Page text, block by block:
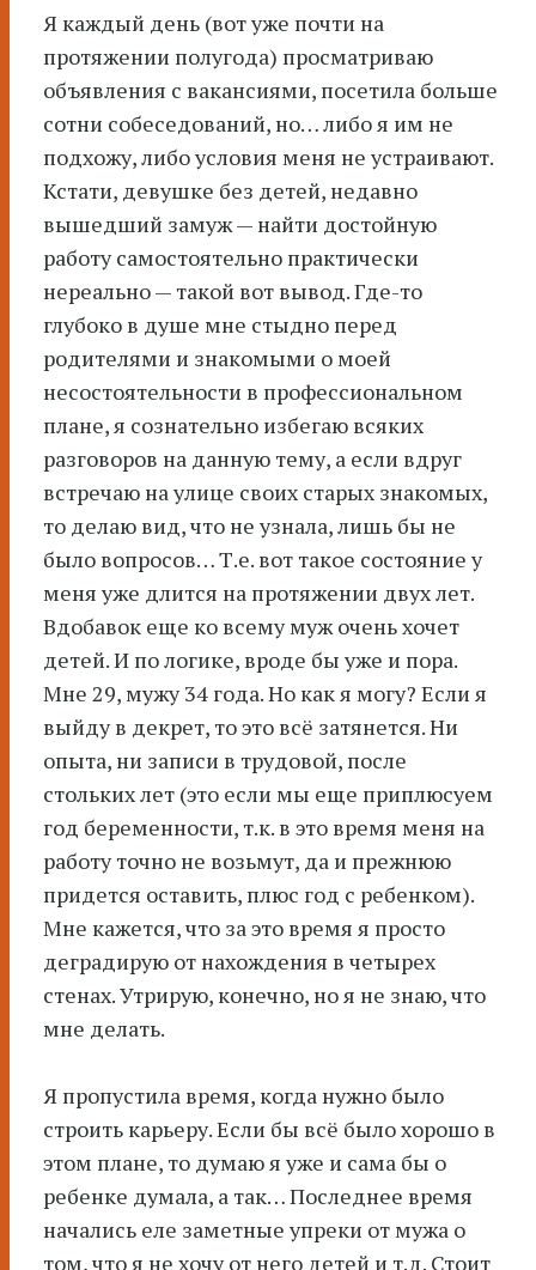
Я каждый день (вот уже почти на
протяжении полугода) просматриваю
объявления с вакансиями, посетила больше
сотни собеседований, но… либо я им не
подхожу, либо условия меня не устраивают.
Кстати, девушке без детей, недавно
вышедший замуж — найти достойную
работу самостоятельно практически
нереально — такой вот вывод. Где-то
глубоко в душе мне стыдно перед
родителями и знакомыми о моей
несостоятельности в профессиональном
плане, я сознательно избегаю всяких
разговоров на данную тему, а если вдруг
встречаю на улице своих старых знакомых,
то делаю вид, что не узнала, лишь бы не
было вопросов… Т.е. вот такое состояние у
меня уже длится на протяжении двух лет.
Вдобавок еще ко всему муж очень хочет
детей. И по логике, вроде бы уже и пора.
Мне 29, мужу 34 года. Но как я могу? Если я
выйду в декрет, то это всё затянется. Ни
опыта, ни записи в трудовой, после
стольких лет (это если мы еще приплюсуем
год беременности, т.к. в это время меня на
работу точно не возьмут, да и прежнюю
придется оставить, плюс год с ребенком).
Мне кажется, что за это время я просто
деградирую от нахождения в четырех
стенах. Утрирую, конечно, но я не знаю, что
мне делать.
Я пропустила время, когда нужно было
строить карьеру. Если бы всё было хорошо в
этом плане, то думаю я уже и сама бы о
ребенке думала, а так… Последнее время
начались еле заметные упреки от мужа о
том, что я не хочу от него детей и т.д. Стоит